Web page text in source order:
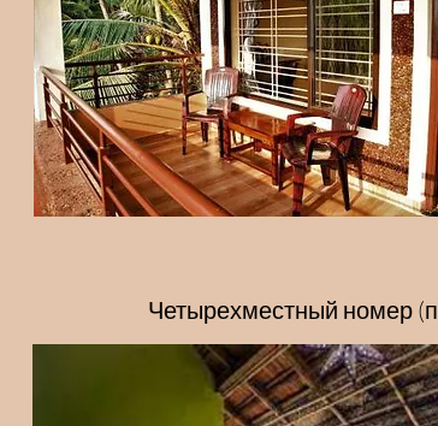
Четырехместный номер